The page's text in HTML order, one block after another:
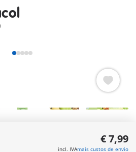
e meninas e incentivá-los a€ 7,99
incl. IVAmais custos de envio